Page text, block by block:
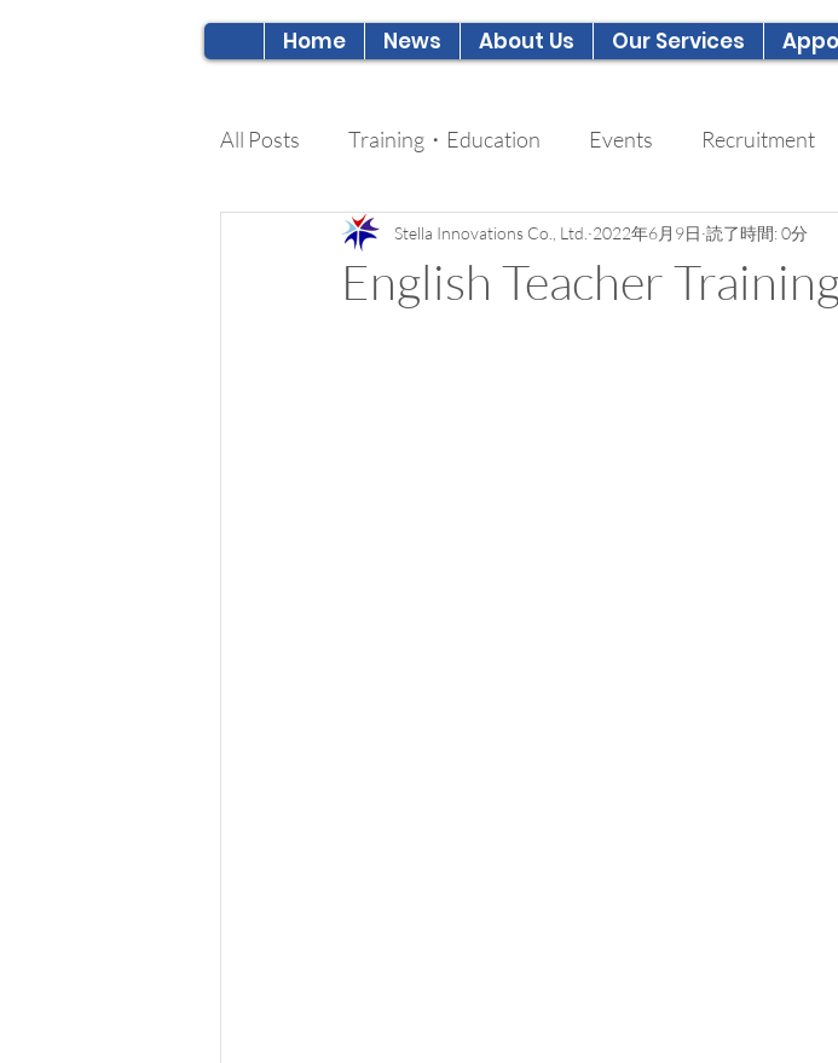
Home News About Us Our Services
All Posts Training・Education Events Recruitment
Messages
English Teacher
Stella Innovations Co., Ltd. 2022年6月9日 読了時間: 0分